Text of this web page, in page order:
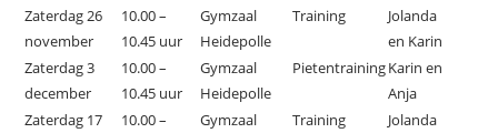
Zaterdag 26
november
10.00 –
10.45 uur
Gymzaal
Heidepolle
Training
Jolanda
en Karin
Zaterdag 3
december
10.00 –
10.45 uur
Gymzaal
Heidepolle
PietentrainingKarin en
Anja
Zaterdag 17
10.00 –
Gymzaal
Training
Jolanda